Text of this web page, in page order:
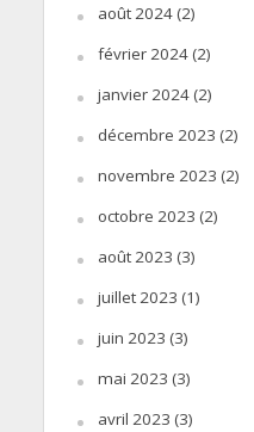
août 2024(2)
février 2024(2)
janvier 2024(2)
décembre 2023 (2)
novembre 2023 (2)
octobre 2023 (2)
août 2023 (3)
juillet 2023 (1)
juin 2023 (3)
mai 2023 (3)
avril 2023 (3)